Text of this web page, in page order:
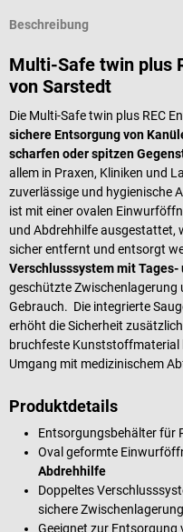
Beschreibung
Multi-Safe twin plus
von Sarstedt
Die Multi-Safe twin plus REC
sichere Entsorgung von
scharfen oder spitzen
allem in Praxen, Kliniken und
zuverlässige und hygienische
ist mit einer ovalen
und Abdrehhilfe ausgestattet,
sicher entfernt und entsorgt
Verschlusssystem mit Tages-
geschützte Zwischenlagerung
Gebrauch. Die integrierte
erhöht die Sicherheit
bruchfeste Kunststoffmaterial
Umgang mit medizinischem
Produktdetails
Entsorgungsbehälter für
Oval geformte
Abdrehhilfe
Doppeltes
sichere
Geeignet zur